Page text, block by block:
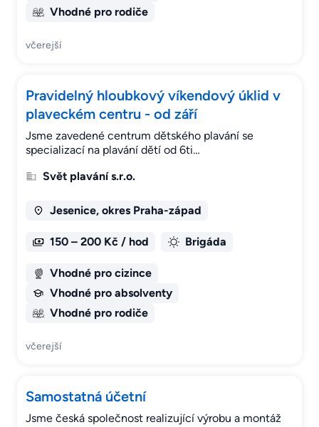
Vhodné pro rodiče
včerejší
Pravidelný hloubkový víkendový úklid v
plaveckém centru - od září
Jsme zavedené centrum dětského plavání se
specializací na plavání dětí od 6ti…
Svět plavání s.r.o.
Jesenice, okres Praha-západ
150 – 200 Kč / hod Brigáda
Vhodné pro cizince
Vhodné pro absolventy
Vhodné pro rodiče
včerejší
Samostatná účetní
Jsme česká společnost realizující výrobu a montáž